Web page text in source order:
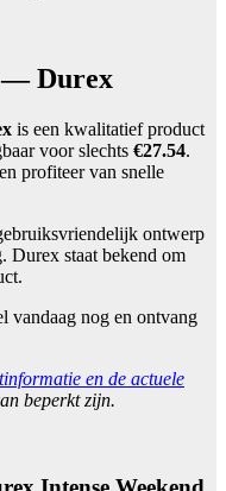
— Durex
is een kwalitatief product
voor slechts €27.54.
profiteer van snelle
ontwerp
Durex staat bekend om
vandaag nog en ontvang
en de actuele
beperkt zijn.